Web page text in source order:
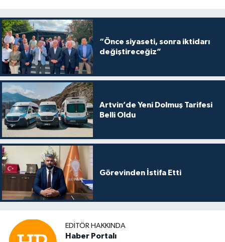
“Önce siyaseti, sonra iktidarı
değiştireceğiz”
Artvin’de Yeni Dolmuş Tarifesi
Belli Oldu
Görevinden İstifa Etti
EDITÖR HAKKINDA
Haber Portalı